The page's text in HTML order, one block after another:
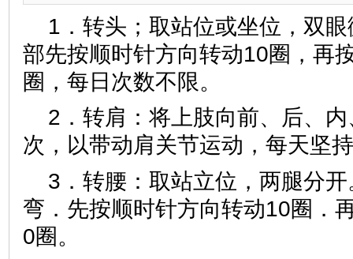
1．转头；取站位或坐位，双
部先按顺时针方向转动10圈，再
圈，每日次数不限。
2．转肩：将上肢向前、后、
次，以带动肩关节运动，每天坚
3．转腰：取站立位，两腿分
弯．先按顺时针方向转动10圈．
0圈。